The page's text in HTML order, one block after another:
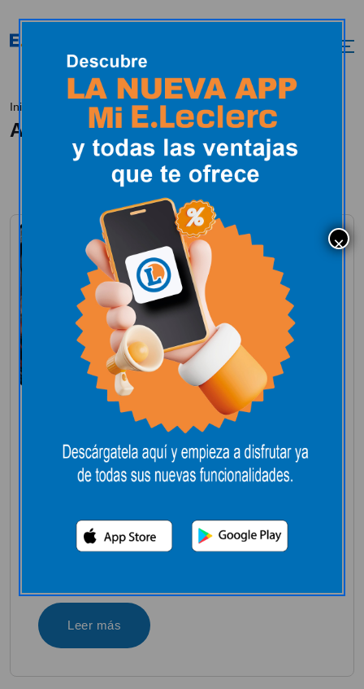
Inicio Un mundo de aventuras
All Posts
PUZZLE 4 D
DEMOGORGAN
Noviembre 3, 2025
Leer más